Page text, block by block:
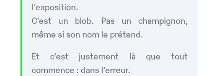
l’exposition.
C’est un blob. Pas un champignon,
même si son nom le prétend.
Et c’est justement là que tout
commence : dans l’erreur.